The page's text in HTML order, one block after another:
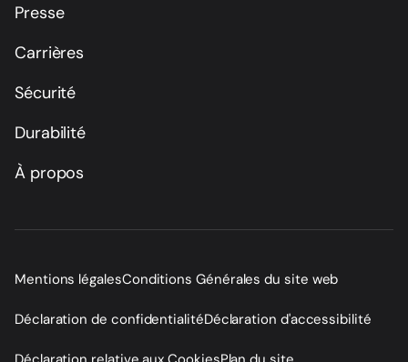
Presse
Carrières
Sécurité
Durabilité
À propos
Mentions légalesConditions Générales du site web
Déclaration de confidentialitéDéclaration d'accessibilité